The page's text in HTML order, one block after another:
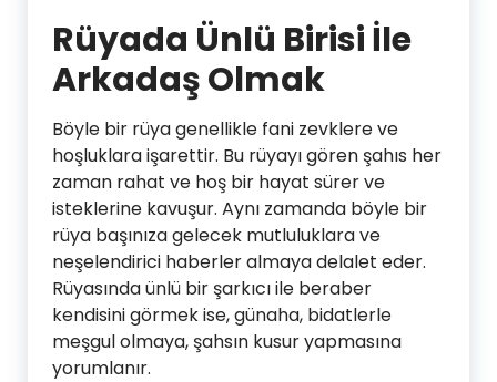
Rüyada Ünlü Birisi İle
Arkadaş Olmak
Böyle bir rüya genellikle fani zevklere ve
hoşluklara işarettir. Bu rüyayı gören şahıs her
zaman rahat ve hoş bir hayat sürer ve
isteklerine kavuşur. Aynı zamanda böyle bir
rüya başınıza gelecek mutluluklara ve
neşelendirici haberler almaya delalet eder.
Rüyasında ünlü bir şarkıcı ile beraber
kendisini görmek ise, günaha, bidatlerle
meşgul olmaya, şahsın kusur yapmasına
yorumlanır.